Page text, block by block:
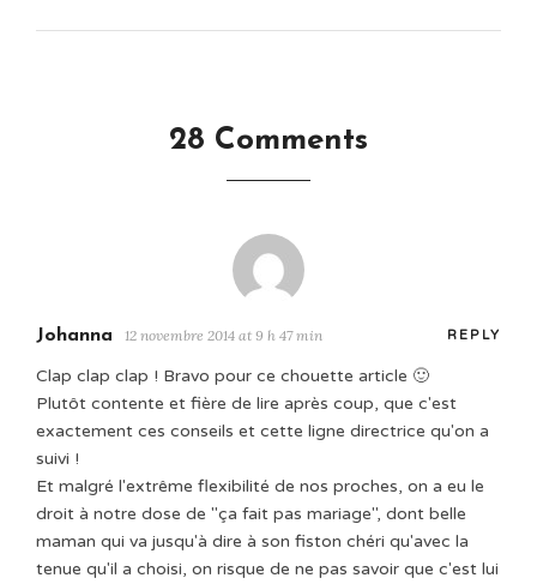
28 Comments
Johanna 12 novembre 2014 at 9 h 47 min REPLY
Clap clap clap ! Bravo pour ce chouette article 🙂
Plutôt contente et fière de lire après coup, que c'est
exactement ces conseils et cette ligne directrice qu'on a
suivi !
Et malgré l'extrême flexibilité de nos proches, on a eu le
droit à notre dose de "ça fait pas mariage", dont belle
maman qui va jusqu'à dire à son fiston chéri qu'avec la
tenue qu'il a choisi, on risque de ne pas savoir que c'est lui